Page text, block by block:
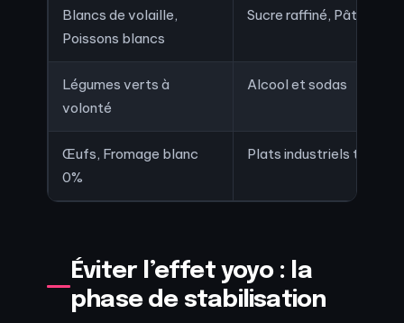
Blancs de volaille,
Poissons blancs
Sucre raffiné,
Légumes verts à
volonté
Alcool et sodas
Œufs, Fromage blanc
0%
Plats industriels
Éviter l’effet yoyo : la
phase de stabilisation